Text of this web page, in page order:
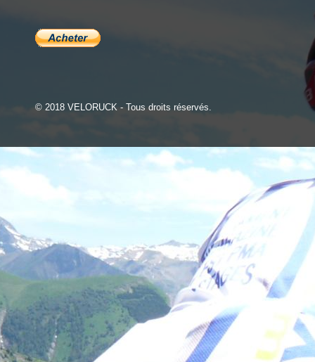
© 2018 VELORUCK - Tous droits réservés.